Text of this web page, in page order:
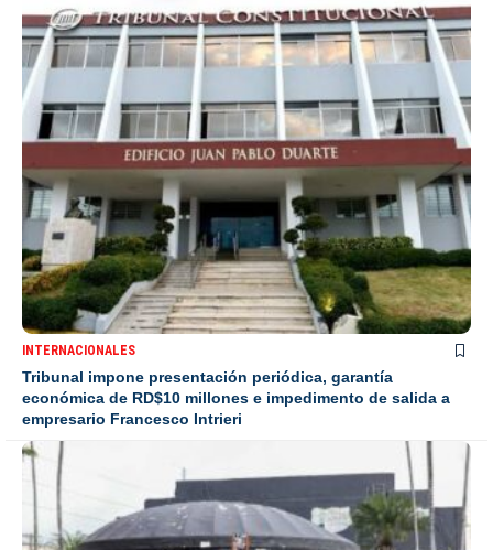
INTERNACIONALES
Tribunal impone presentación periódica, garantía
económica de RD$10 millones e impedimento de salida a
empresario Francesco Intrieri